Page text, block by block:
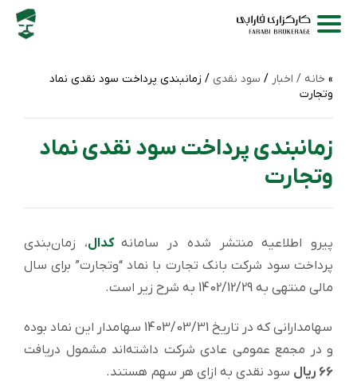
خانه / اخبار / سود نقدی / زمانبندی پرداخت سود نقدی نماد
وتجارت
زمانبندی پرداخت سود نقدی نماد
وتجارت
پیرو اطلاعیه منتشر شده در سامانهکدال، زمان‌بندی
پرداخت سود شرکت بانک تجارت با نماد “وتجارت” برای سال
مالی منتهی به 1402/12/29 به شرح زیر است.
سهامدارانی که در تاریخ 1403/03/31 سهامدار این نماد بوده
و در مجمع عمومی عادی شرکت داشته‌اند مشمول دریافت
۶۶ ریال
سود نقدی به ازای هر سهم هستند.